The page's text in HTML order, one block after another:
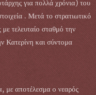
για πολλά χρόνια) του
. Μετά το στρατιωτικό
τελευταίο σταθμό την
και σύντομα
με αποτέλεσμα ο νεαρός